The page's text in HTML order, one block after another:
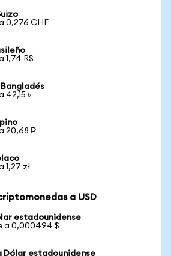
0,276 CHF
1,74 R$
Bangladés
42,15 ৳
20,68 ₱
1,27 zł
a USD
estadounidense
a 0,000494 $
Dólar estadounidense